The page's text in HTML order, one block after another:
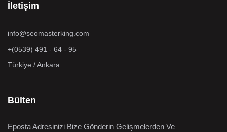
İletişim
info@seomasterking.com
+(0539) 491 - 64 - 95
Türkiye / Ankara
Bülten
Eposta Adresinizi Bize Gönderin Gelişmelerden Ve